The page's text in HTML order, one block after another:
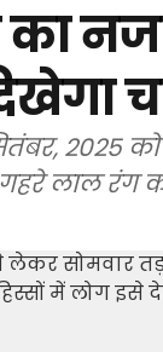
का
2025
लाल रंग